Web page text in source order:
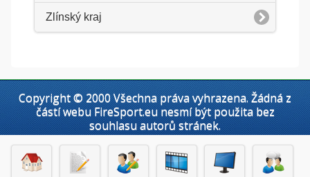
Zlínský kraj
Copyright © 2000 Všechna práva vyhrazena. Žádná z
částí webu FireSport.eu nesmí být použita bez
souhlasu autorů stránek.